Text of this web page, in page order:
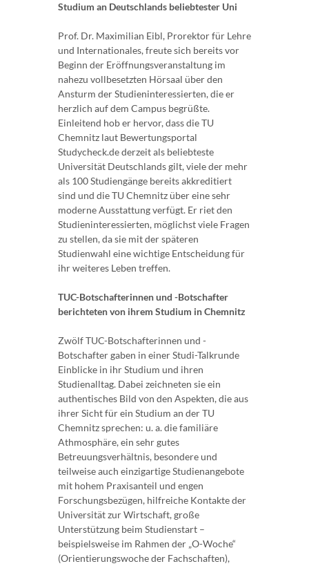
Studium an Deutschlands beliebtester Uni
Prof. Dr. Maximilian Eibl, Prorektor für Lehre
und Internationales, freute sich bereits vor
Beginn der Eröffnungsveranstaltung im
nahezu vollbesetzten Hörsaal über den
Ansturm der Studieninteressierten, die er
herzlich auf dem Campus begrüßte.
Einleitend hob er hervor, dass die TU
Chemnitz laut Bewertungsportal
Studycheck.de derzeit als beliebteste
Universität Deutschlands gilt, viele der mehr
als 100 Studiengänge bereits akkreditiert
sind und die TU Chemnitz über eine sehr
moderne Ausstattung verfügt. Er riet den
Studieninteressierten, möglichst viele Fragen
zu stellen, da sie mit der späteren
Studienwahl eine wichtige Entscheidung für
ihr weiteres Leben treffen.
TUC-Botschafterinnen und -Botschafter
berichteten von ihrem Studium in Chemnitz
Zwölf TUC-Botschafterinnen und -
Botschafter gaben in einer Studi-Talkrunde
Einblicke in ihr Studium und ihren
Studienalltag. Dabei zeichneten sie ein
authentisches Bild von den Aspekten, die aus
ihrer Sicht für ein Studium an der TU
Chemnitz sprechen: u. a. die familiäre
Athmosphäre, ein sehr gutes
Betreuungsverhältnis, besondere und
teilweise auch einzigartige Studienangebote
mit hohem Praxisanteil und engen
Forschungsbezügen, hilfreiche Kontakte der
Universität zur Wirtschaft, große
Unterstützung beim Studienstart –
beispielsweise im Rahmen der „O-Woche“
(Orientierungswoche der Fachschaften),